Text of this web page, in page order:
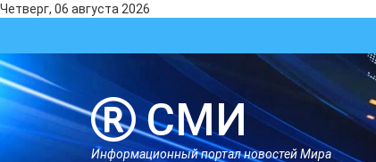
Четверг, 06 августа 2026
СМИ
Информационный портал новостей Мира